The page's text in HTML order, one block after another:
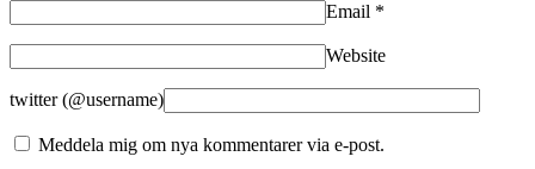
Email *
Website
twitter (@username)
Meddela mig om nya kommentarer via e-post.